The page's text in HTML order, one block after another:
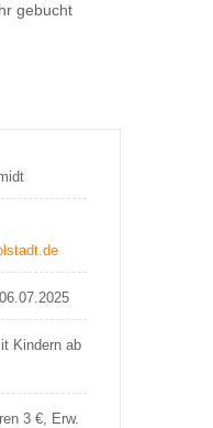
gebucht
06.07.2025
Kindern ab
3 €, Erw.